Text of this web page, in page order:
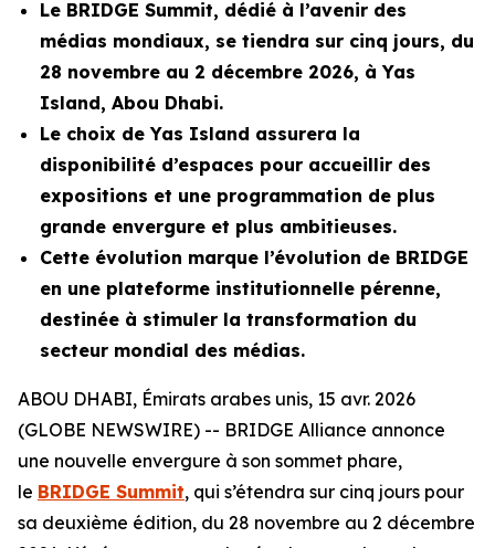
Le BRIDGE Summit, dédié à l’avenir des
médias mondiaux, se tiendra sur cinq jours, du
28 novembre au 2 décembre 2026, à Yas
Island, Abou Dhabi.
Le choix de Yas Island assurera la
disponibilité d’espaces pour accueillir des
expositions et une programmation de plus
grande envergure et plus ambitieuses.
Cette évolution marque l’évolution de BRIDGE
en une plateforme institutionnelle pérenne,
destinée à stimuler la transformation du
secteur mondial des médias.
ABOU DHABI, Émirats arabes unis, 15 avr. 2026
(GLOBE NEWSWIRE) -- BRIDGE Alliance annonce
une nouvelle envergure à son sommet phare,
le BRIDGE Summit, qui s’étendra sur cinq jours pour
sa deuxième édition, du 28 novembre au 2 décembre